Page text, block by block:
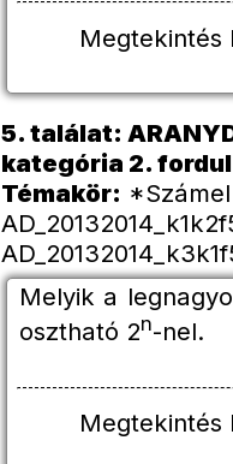
5. találat:
kategória 2.
Témakör:
Melyik a
osztható 2n-nel.